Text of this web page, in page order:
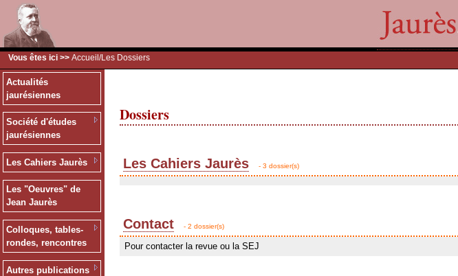
Vous êtes ici >> Accueil /Les Dossiers
Actualités
jaurésiennes
Société d'études
jaurésiennes
Les Cahiers Jaurès
Les "Oeuvres" de
Jean Jaurès
Colloques, tables-
rondes, rencontres
Autres publications
Dossiers
Les Cahiers Jaurès - 3 dossier(s)
Contact - 2 dossier(s)
Pour contacter la revue ou la SEJ